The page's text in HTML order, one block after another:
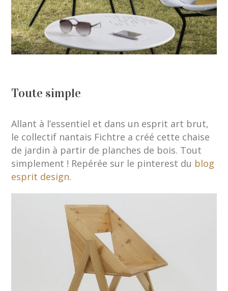
Toute simple
Allant à l’essentiel et dans un esprit art brut,
le collectif nantais Fichtre a créé cette chaise
de jardin à partir de planches de bois. Tout
simplement ! Repérée sur le pinterest du blog
esprit design.